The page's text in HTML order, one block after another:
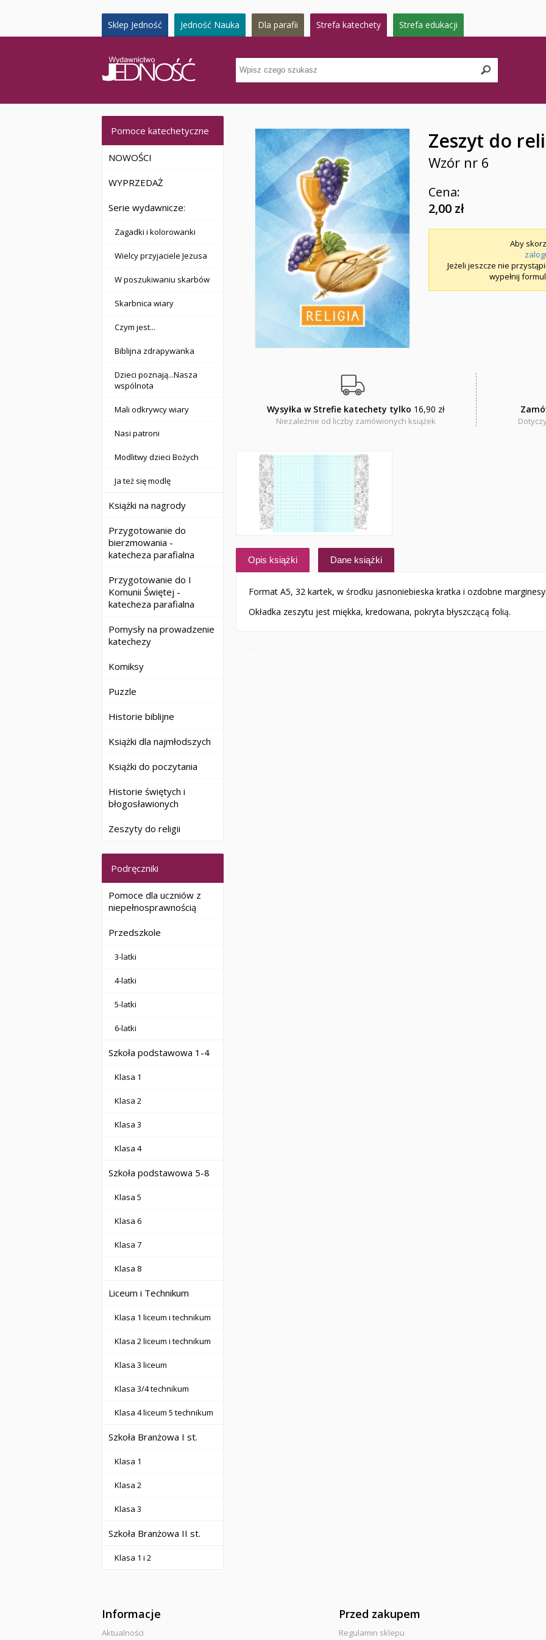
Sklep Jedność Jedność Nauka Dla parafii Strefa katechety Strefa edukacji
Pomoce katechetyczne
NOWOŚCI
WYPRZEDAŻ
Serie wydawnicze:
Zagadki i kolorowanki
Wielcy przyjaciele Jezusa
W poszukiwaniu skarbów
Skarbnica wiary
Czym jest...
Biblijna zdrapywanka
Dzieci poznają...Nasza
wspólnota
Mali odkrywcy wiary
Nasi patroni
Modlitwy dzieci Bożych
Ja też się modlę
Książki na nagrody
Przygotowanie do
bierzmowania -
katecheza parafialna
Przygotowanie do I
Komunii Świętej -
katecheza parafialna
Pomysły na prowadzenie
katechezy
Komiksy
Puzzle
Historie biblijne
Książki dla najmłodszych
Książki do poczytania
Historie świętych i
błogosławionych
Zeszyty do religii
Podręczniki
Pomoce dla uczniów z
niepełnosprawnością
Przedszkole
3-latki
4-latki
5-latki
6-latki
Szkoła podstawowa 1-4
Klasa 1
Klasa 2
Klasa 3
Klasa 4
Szkoła podstawowa 5-8
Klasa 5
Klasa 6
Klasa 7
Klasa 8
Liceum i Technikum
Klasa 1 liceum i technikum
Klasa 2 liceum i technikum
Klasa 3 liceum
Klasa 3/4 technikum
Klasa 4 liceum 5 technikum
Szkoła Branżowa I st.
Klasa 1
Klasa 2
Klasa 3
Szkoła Branżowa II st.
Klasa 1 i 2
Zeszyt do
Wzór nr 6
Cena:
2,00 zł
Aby
Jeżeli jeszcze nie
wypełnij
Wysyłka w Strefie katechety tylko 16,90 zł
Niezależnie od liczby zamówionych książek
Opis książki Dane książki
Format A5, 32 kartek, w środku jasnoniebieska kratka i ozdobne
Okładka zeszytu jest miękka, kredowana, pokryta błyszczącą folią.
Informacje
Aktualności
Przed zakupem
Regulamin sklepu